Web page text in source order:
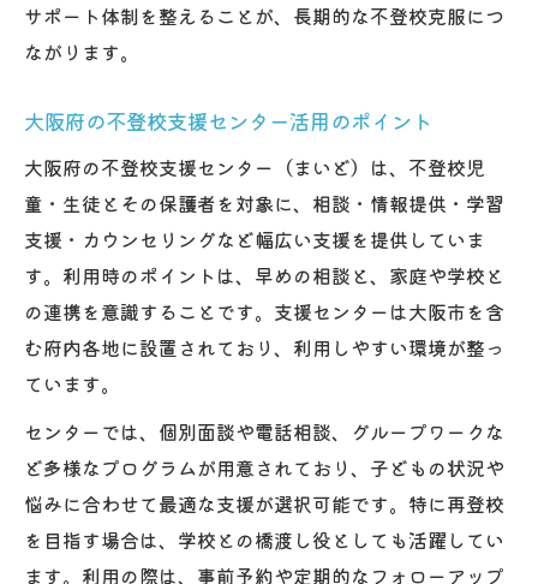
支援センターと連携した安心の学び場選び
保護者が意識すべき再発防止の取り組み方
サポート体制を整えることが、長期的な不登校克服につ
ながります。
大阪府の不登校支援センター活用のポイント
大阪府の不登校支援センター（まいど）は、不登校児
童・生徒とその保護者を対象に、相談・情報提供・学習
支援・カウンセリングなど幅広い支援を提供していま
す。利用時のポイントは、早めの相談と、家庭や学校と
の連携を意識することです。支援センターは大阪市を含
む府内各地に設置されており、利用しやすい環境が整っ
ています。
センターでは、個別面談や電話相談、グループワークな
ど多様なプログラムが用意されており、子どもの状況や
悩みに合わせて最適な支援が選択可能です。特に再登校
を目指す場合は、学校との橋渡し役としても活躍してい
ます。利用の際は、事前予約や定期的なフォローアップ